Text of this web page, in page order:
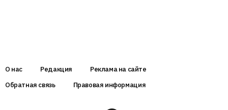
О нас Редакция
Реклама на сайте
Обратная связь
Правовая информация